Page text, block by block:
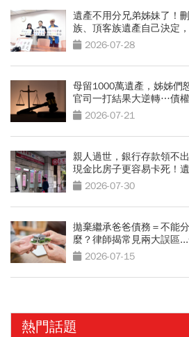
遺產不用分兄弟姊妹了！
族、頂客族遺產自己決定
2026-07-28
母留1000萬遺產，姊姊們
官司一打結果大逆轉…債
2026-07-21
親人過世，銀行存款領不
現金比房子更容易卡死！
2026-07-30
拋棄繼承爸爸債務＝不能
麼？律師揭常見兩大誤區
2026-07-15
熱門話題